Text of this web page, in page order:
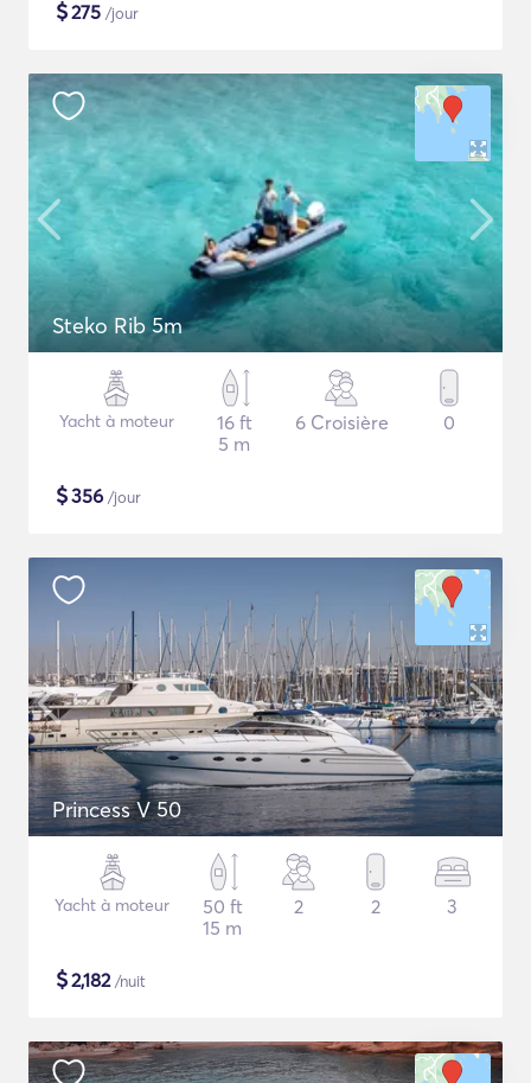
$275 /jour
Steko Rib 5m
Yacht à moteur
16 ft
5 m
6 Croisière 0
$356 /jour
Princess V 50
Yacht à moteur
50 ft
15 m
2 2 3
$2,182/nuit